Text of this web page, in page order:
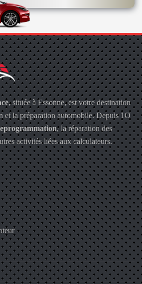
, située à Essonne, est votre destination
et la préparation automobile. Depuis 1O
, la réparation des
activités liées aux calculateurs.